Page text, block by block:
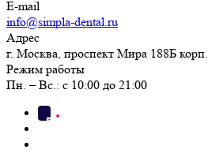
E-mail
info@simpla-dental.ru
Адрес
г. Москва, проспект Мира 188Б
Режим работы
Пн. – Вс.: с 10:00 до 21:00